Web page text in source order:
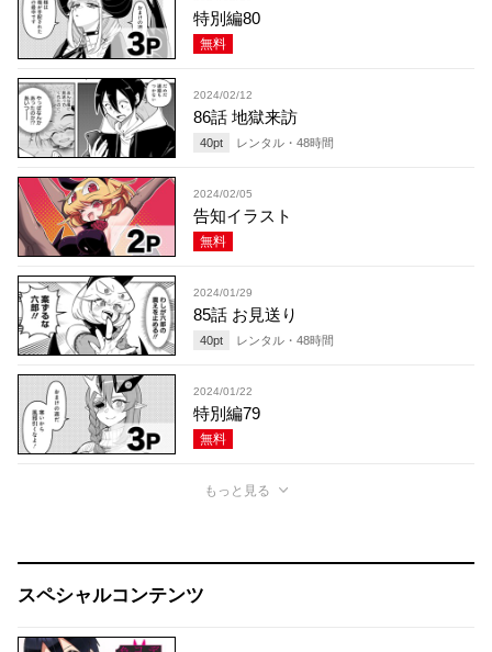
特別編80
無料
2024/02/12
86話 地獄来訪
40pt レンタル・ 48時間
2024/02/05
告知イラスト
無料
2024/01/29
85話 お見送り
40pt レンタル・ 48時間
2024/01/22
特別編79
無料
もっと見る
スペシャルコンテンツ